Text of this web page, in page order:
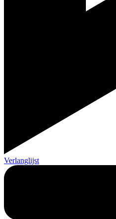
Verlanglijst